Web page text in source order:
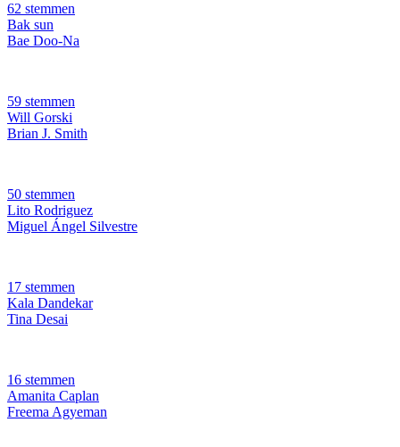
62 stemmen
Bak sun
Bae Doo-Na
59 stemmen
Will Gorski
Brian J. Smith
50 stemmen
Lito Rodriguez
Miguel Ángel Silvestre
17 stemmen
Kala Dandekar
Tina Desai
16 stemmen
Amanita Caplan
Freema Agyeman